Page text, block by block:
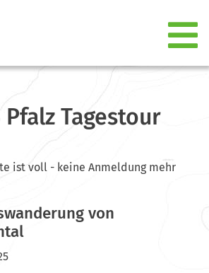
Pfalz Tagestour
ist voll - keine Anmeldung mehr
von